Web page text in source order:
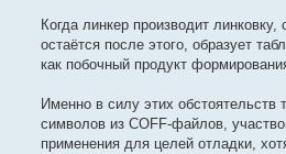
Когда линкер производит
остаётся после этого, образует
как побочный продукт
Именно в силу этих
символов из COFF-файлов,
применения для целей отладки,